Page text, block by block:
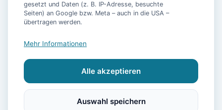
- Ferienhaus Pelikan -
- Ferienhaus Plesse -
- Ferienwohnung Deichkind -
- Ferienwohnung Maja -
gesetzt und Daten (z. B. IP-Adresse, besuchte
Seiten) an Google bzw. Meta – auch in die USA –
übertragen werden.
Mehr Informationen
Alle akzeptieren
Auswahl speichern